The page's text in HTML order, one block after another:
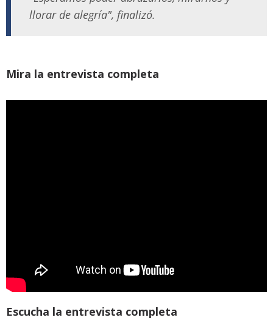
llorar de alegría", finalizó.
Mira la entrevista completa
Escucha la entrevista completa